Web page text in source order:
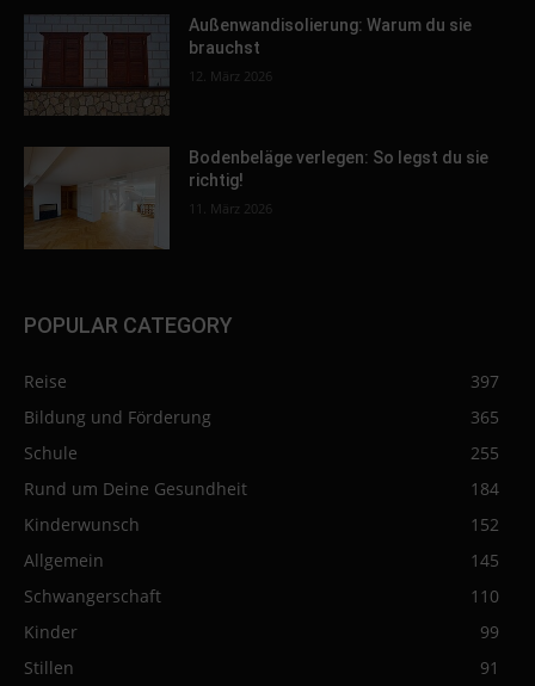
Außenwandisolierung: Warum du sie
brauchst
12. März 2026
Bodenbeläge verlegen: So legst du sie
richtig!
11. März 2026
POPULAR CATEGORY
Reise
397
Bildung und Förderung
365
Schule
255
Rund um Deine Gesundheit
184
Kinderwunsch
152
Allgemein
145
Schwangerschaft
110
Kinder
99
Stillen
91